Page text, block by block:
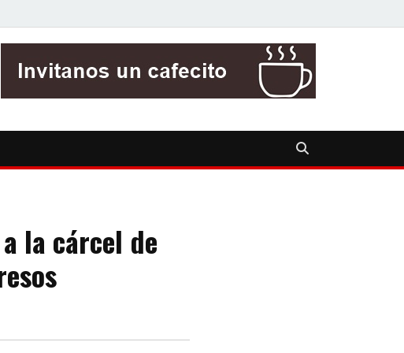
la cárcel de